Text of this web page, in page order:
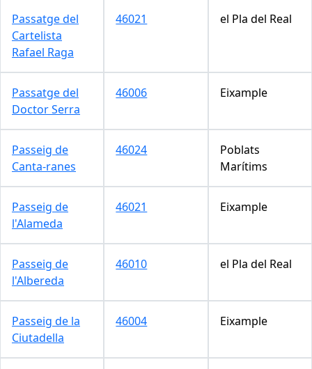
Passatge del
Cartelista
Rafael Raga
46021 el Pla del Real
Passatge del
Doctor Serra
46006 Eixample
Passeig de
Canta-ranes
46024
Poblats
Marítims
Passeig de
l'Alameda
46021 Eixample
Passeig de
l'Albereda
46010 el Pla del Real
Passeig de la
Ciutadella
46004 Eixample